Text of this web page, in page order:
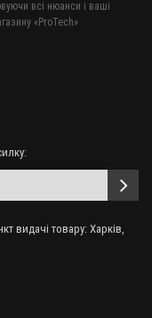
всі нюанси і ваші
«ProTech»
видачі товару: Харків,